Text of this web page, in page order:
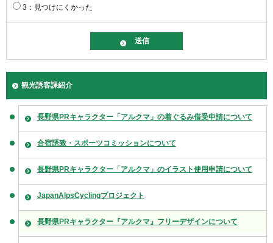
3：見つけにくかった
観光誘客課紹介
長野県PRキャラクター「アルクマ」の着ぐるみ借受申請について
合宿誘致・スポーツコミッションについて
長野県PRキャラクター「アルクマ」のイラスト使用申請について
JapanAlpsCyclingプロジェクト
長野県PRキャラクター『アルクマ』フリーデザインについて